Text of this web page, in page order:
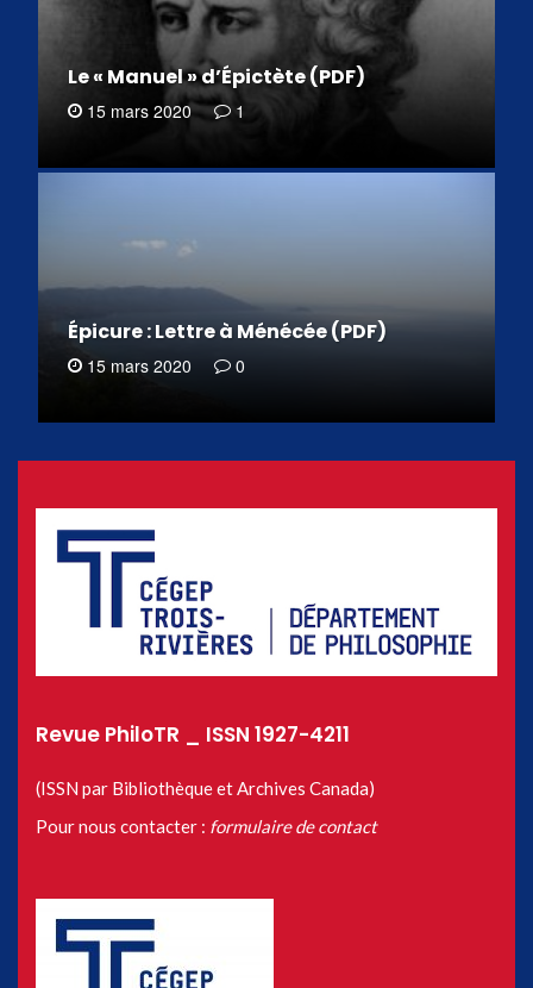
Le « Manuel » d’Épictète (PDF)
15 mars 2020 1
Épicure : Lettre à Ménécée (PDF)
15 mars 2020 0
Revue PhiloTR _ ISSN 1927-4211
(ISSN par Bibliothèque et Archives Canada)
Pour nous contacter : formulaire de contact